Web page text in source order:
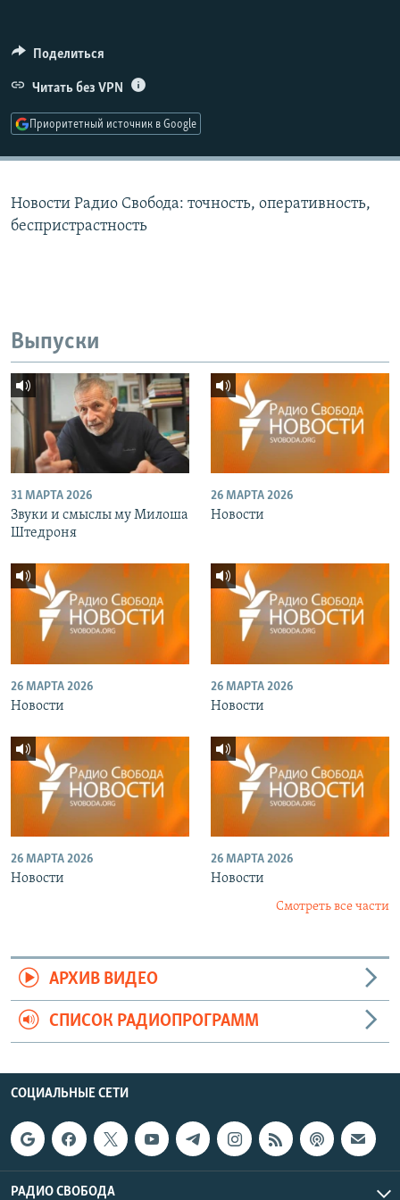
ПОДПИШИТЕСЬ НА РАССЫЛКУ
СОЦИАЛЬНЫЕ СЕТИ
Поделиться
Читать без VPN
Приоритетный источник в Google
Новости Радио Свобода: точность, оперативность,
беспристрастность
Выпуски
31 МАРТА 2026
Звуки и смыслы му Милоша
Штедроня
26 МАРТА 2026
Новости
26 МАРТА 2026
Новости
26 МАРТА 2026
Новости
26 МАРТА 2026
Новости
26 МАРТА 2026
Новости
Смотреть все части
АРХИВ ВИДЕО
СПИСОК РАДИОПРОГРАММ
СОЦИАЛЬНЫЕ СЕТИ
РАДИО СВОБОДА